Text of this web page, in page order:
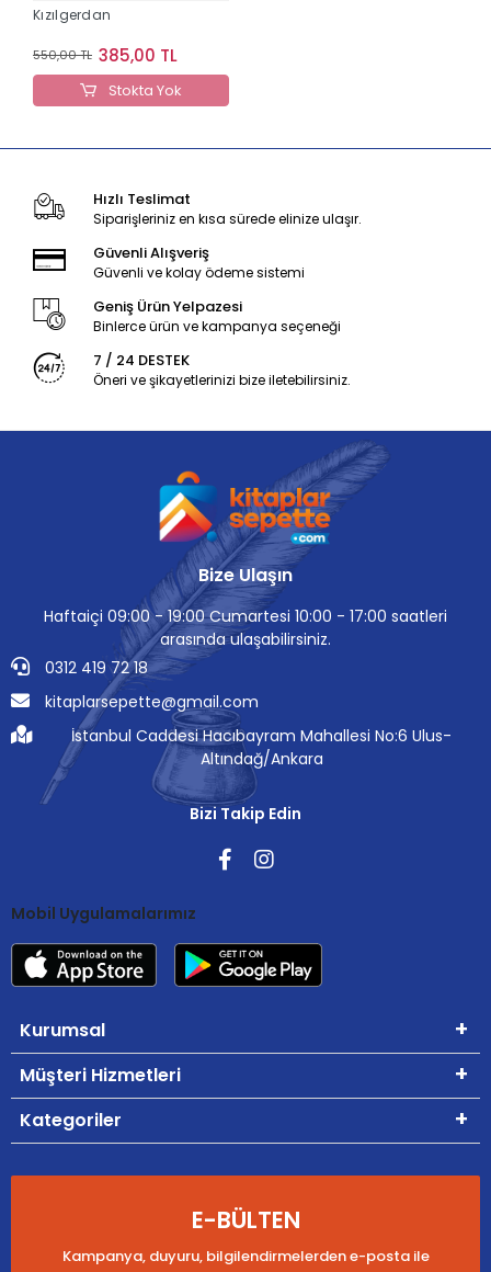
Kızılgerdan
550,00 TL 385,00 TL
Stokta Yok
Hızlı Teslimat
Siparişleriniz en kısa sürede elinize ulaşır.
Güvenli Alışveriş
Güvenli ve kolay ödeme sistemi
Geniş Ürün Yelpazesi
Binlerce ürün ve kampanya seçeneği
7 / 24 DESTEK
Öneri ve şikayetlerinizi bize iletebilirsiniz.
Bize Ulaşın
Haftaiçi 09:00 - 19:00 Cumartesi 10:00 - 17:00 saatleri
arasında ulaşabilirsiniz.
0312 419 72 18
kitaplarsepette@gmail.com
İstanbul Caddesi Hacıbayram Mahallesi No:6 Ulus-
Altındağ/Ankara
Bizi Takip Edin
Mobil Uygulamalarımız
Kurumsal
Müşteri Hizmetleri
Kategoriler
E-BÜLTEN
Kampanya, duyuru, bilgilendirmelerden e-posta ile